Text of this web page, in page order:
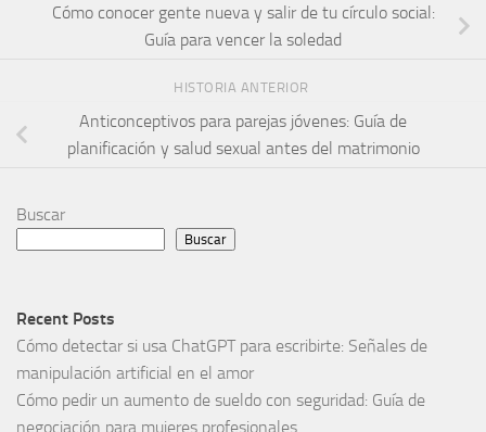
Cómo conocer gente nueva y salir de tu círculo social:
Guía para vencer la soledad
HISTORIA ANTERIOR
Anticonceptivos para parejas jóvenes: Guía de
planificación y salud sexual antes del matrimonio
Buscar
Buscar
Recent Posts
Cómo detectar si usa ChatGPT para escribirte: Señales de
manipulación artificial en el amor
Cómo pedir un aumento de sueldo con seguridad: Guía de
negociación para mujeres profesionales